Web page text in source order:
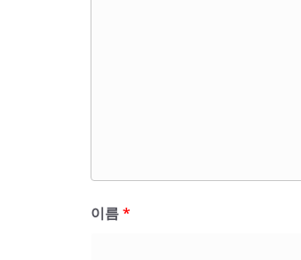
이름*